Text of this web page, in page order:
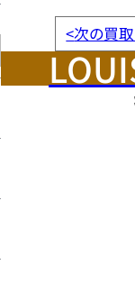
<次の買